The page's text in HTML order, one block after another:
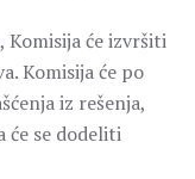
Komisija će izvršiti
Komisija će po
iz rešenja,
će se dodeliti